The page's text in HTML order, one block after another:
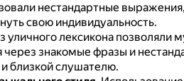
нестандартные
свою индивидуальность.
уличного лексикона позволяли
через знакомые фразы и
близкой слушателю.